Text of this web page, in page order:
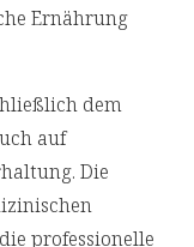
Ernährung
dem
auf
Die
professionelle